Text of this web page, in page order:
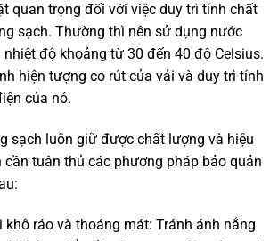
quan trọng đối với việc duy trì tính chất
sạch. Thường thì nên sử dụng nước
độ khoảng từ 30 đến 40 độ Celsius.
hiện tượng co rút của vải và duy trì tính
của nó.
sạch luôn giữ được chất lượng và hiệu
cần tuân thủ các phương pháp bảo quản
khô ráo và thoáng mát: Tránh ánh nắng